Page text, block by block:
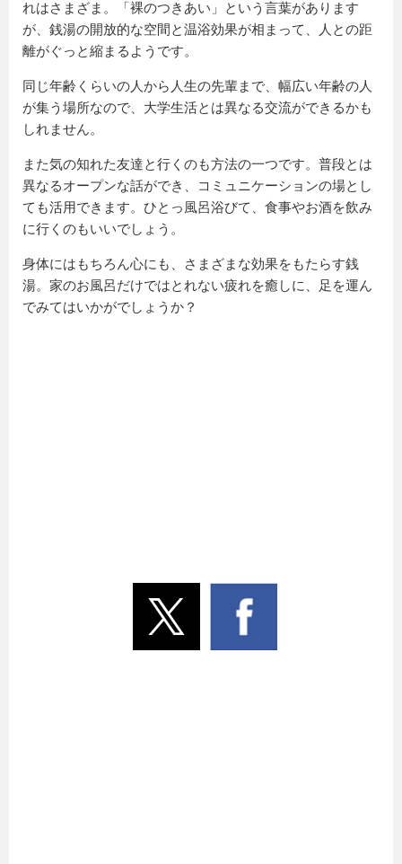
れはさまざま。「裸のつきあい」という言葉があります
が、銭湯の開放的な空間と温浴効果が相まって、人との距
離がぐっと縮まるようです。
同じ年齢くらいの人から人生の先輩まで、幅広い年齢の人
が集う場所なので、大学生活とは異なる交流ができるかも
しれません。
また気の知れた友達と行くのも方法の一つです。普段とは
異なるオープンな話ができ、コミュニケーションの場とし
ても活用できます。ひとっ風呂浴びて、食事やお酒を飲み
に行くのもいいでしょう。
身体にはもちろん心にも、さまざまな効果をもたらす銭
湯。家のお風呂だけではとれない疲れを癒しに、足を運ん
でみてはいかがでしょうか？